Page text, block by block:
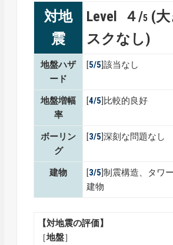
対地
震
Level ４/5 (
スクなし)
地盤ハザ
ード
[5/5]該当なし
地盤増幅
率
[4/5]比較的良好
ボーリン
グ
[3/5]深刻な問題なし
建物 [3/5]制震構造、タワ
建物
【対地震の評価】
［地盤］